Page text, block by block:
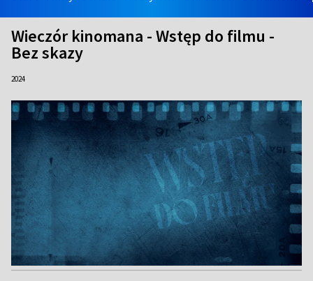
Wieczór kinomana - Wstęp do filmu -
Bez skazy
2024